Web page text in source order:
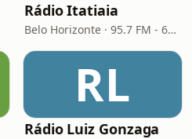
Rádio Itatiaia
Belo Horizonte · 95.7 FM - 610 AM
RL
Rádio Luiz Gonzaga